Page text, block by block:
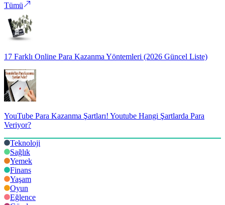
Tümü
17 Farklı Online Para Kazanma Yöntemleri (2026 Güncel Liste)
YouTube Para Kazanma Şartları! Youtube Hangi Şartlarda Para
Veriyor?
Teknoloji
Sağlık
Yemek
Finans
Yaşam
Oyun
Eğlence